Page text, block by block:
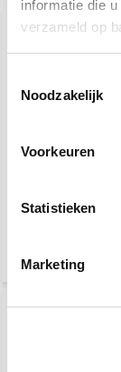
informatie die
verzameld op
Noodzakelijk
Voorkeuren
Statistieken
Marketing
(3,03 Incl. btw)